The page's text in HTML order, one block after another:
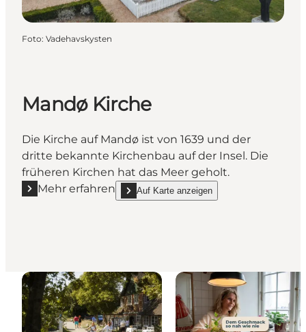
Foto: Vadehavskysten
Mandø Kirche
Die Kirche auf Mandø ist von 1639 und der
dritte bekannte Kirchenbau auf der Insel. Die
früheren Kirchen hat das Meer geholt.
Mehr erfahren
Mehr erfahren "Mandø Kirche"
Auf Karte anzeigen
show Mandø Kirche on_map